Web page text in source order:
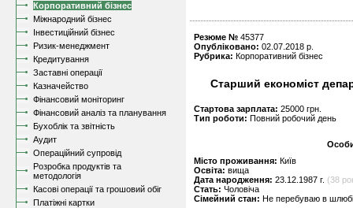
Корпоративний бізнес
Міжнародний бізнес
Інвестиційний бізнес
Ризик-менеджмент
Кредитування
Заставні операції
Казначейство
Фінансовий моніторинг
Фінансовий аналіз та планування
Бухоблік та звітність
Аудит
Операційний супровід
Розробка продуктів та
методологія
Касові операції та грошовий обіг
Платіжні картки
Резюме № 45377
Опубліковано: 02.07.2018 р.
Рубрика: Корпоративний бізнес
Старший економіст
Стартова зарплата: 25000 грн.
Тип роботи: Повний робочий день
Місто проживання: Київ
Освіта: вища
Дата народження: 23.12.1987 г. (38
Стать: Чоловіча
Сімейний стан: Не перебуваю в